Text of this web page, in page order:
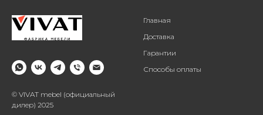
© VIVAT mebel (официальный
дилер) 2025
Главная
Доставка
Гарантии
Способы оплаты